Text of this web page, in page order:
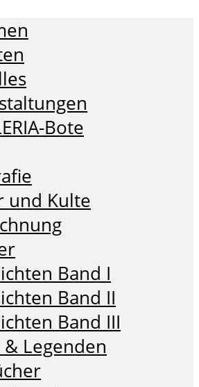
Bote
und Kulte
Band I
Band II
Band III
& Legenden